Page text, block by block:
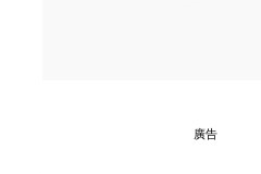
廣告